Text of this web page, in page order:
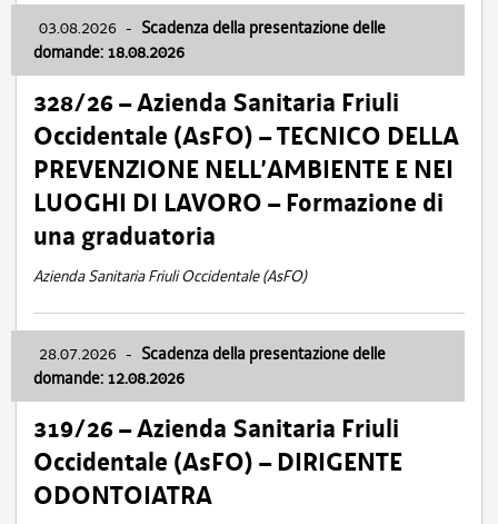
03.08.2026 - Scadenza della presentazione delle
domande: 18.08.2026
328/26 – Azienda Sanitaria Friuli
Occidentale (AsFO) – TECNICO DELLA
PREVENZIONE NELL’AMBIENTE E NEI
LUOGHI DI LAVORO – Formazione di
una graduatoria
Azienda Sanitaria Friuli Occidentale (AsFO)
28.07.2026 - Scadenza della presentazione delle
domande: 12.08.2026
319/26 – Azienda Sanitaria Friuli
Occidentale (AsFO) – DIRIGENTE
ODONTOIATRA